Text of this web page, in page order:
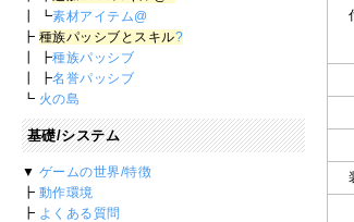
┃ ┗素材アイテム@
┣ 種族パッシブとスキル?
┃ ┣種族パッシブ
┃ ┣名誉パッシブ
┗ 火の島
基礎/システム
▼ ゲームの世界/特徴
┣ 動作環境
┣ よくある質問